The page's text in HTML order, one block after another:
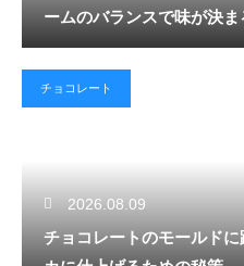
ームのバランスで味が決ま
チョコレート
2026.08.09
チョコレートのモールド